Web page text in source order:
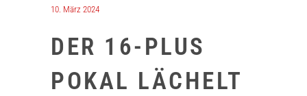
10. März 2024
DER 16-PLUS
POKAL LÄCHELT